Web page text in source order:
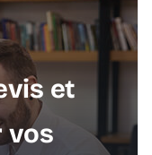
et
vos